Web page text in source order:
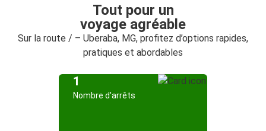
Tout pour un
voyage agréable
Sur la route / – Uberaba, MG, profitez d’options rapides,
pratiques et abordables
1
Nombre d'arrêts